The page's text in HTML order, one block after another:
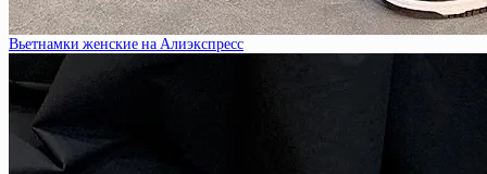
Вьетнамки женские на Алиэкспресс